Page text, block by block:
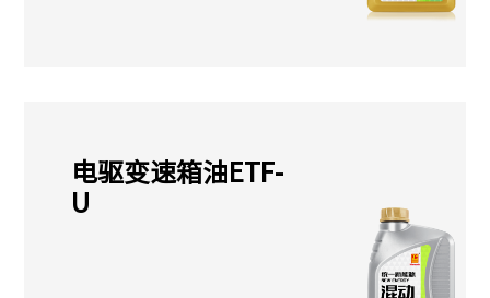
电驱变速箱油ETF-
U